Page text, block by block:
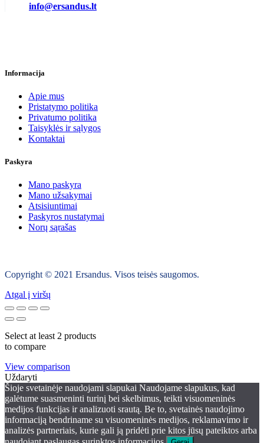
info@ersandus.lt
Informacija
Apie mus
Pristatymo politika
Privatumo politika
Taisyklės ir sąlygos
Kontaktai
Paskyra
Mano paskyra
Mano užsakymai
Atsisiuntimai
Paskyros nustatymai
Norų sąrašas
Copyright © 2021 Ersandus. Visos teisės saugomos.
Atgal į viršų
Select at least 2 products
to compare
View comparison
Uždaryti
Šioje svetainėje naudojami slapukai Naudojame slapukus, kad
galėtume suasmeninti turinį bei skelbimus, teikti visuomeninės
medijos funkcijas ir analizuoti srautą. Be to, svetainės naudojimo
informaciją bendriname su visuomeninės medijos, reklamavimo ir
analizės partneriais, kurie gali ją pridėti prie kitos jūsų pateiktos arba